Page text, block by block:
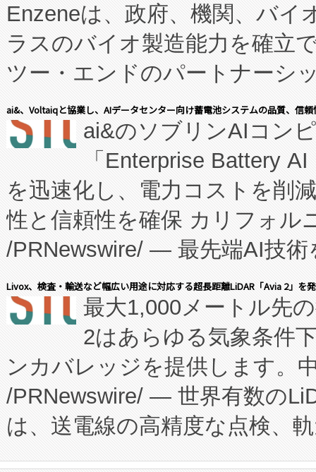
Enzeneは、政府、機関、バイ
ラスのバイオ製造能力を確立
ツー・エンドのパートナーシ
表しました。 同社の実績ある
manufacturing™ (FCCM™) プ
たNeXは、バイオ医薬品製造
従来のフェッドバッチ施設の
に、患者やサプライチェーン
キー方式で拡張性が高く、持
す。FCCM‑を活用した現地生
患者にとっての費用負担を大
のアクセスを大幅に拡大する
Fully-Connected Continuous
プログラムには、施設設計・
に関する技術移転および知的
構造化トレーニングカリキュ
ai&、Voltaiqと協業し、AIデータセンター向け蓄電池システムの品質、信
ai&のソブリンAIコン
「Enterprise Battery
を迅速化し、電力コストを削
性と信頼性を確保 カリフォル
/PRNewswire/ — 最先端AI技術
会社エーアイ・アンド：本社
President原信平）と、エンタ
ードするVoltaiqは、日本にあ
ーエネルギー貯蔵システム（
た。 Voltaiq独自のAI搭載プラ
定、統合、導入、運用に至る
安全性を追跡し、確保する事
Livox、検査・輸送など幅広い用途に対応する超長距離LiDAR「Avia 2」を
最大1,000メートル先
2はあらゆる気象条件
ンカバレッジを提供します。
/PRNewswire/ — 世界有数の
は、送電線の高精度な点検、
や穀物倉庫におけるバルク材